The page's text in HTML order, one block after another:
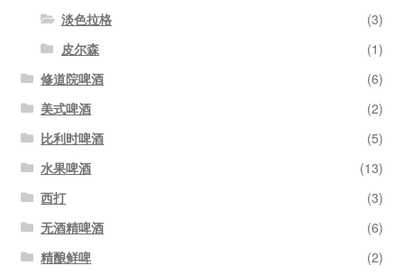
淡色拉格
(3)
皮尔森
(1)
修道院啤酒
(6)
美式啤酒
(2)
比利时啤酒
(5)
水果啤酒
(13)
西打
(3)
无酒精啤酒
(6)
精酿鲜啤
(2)